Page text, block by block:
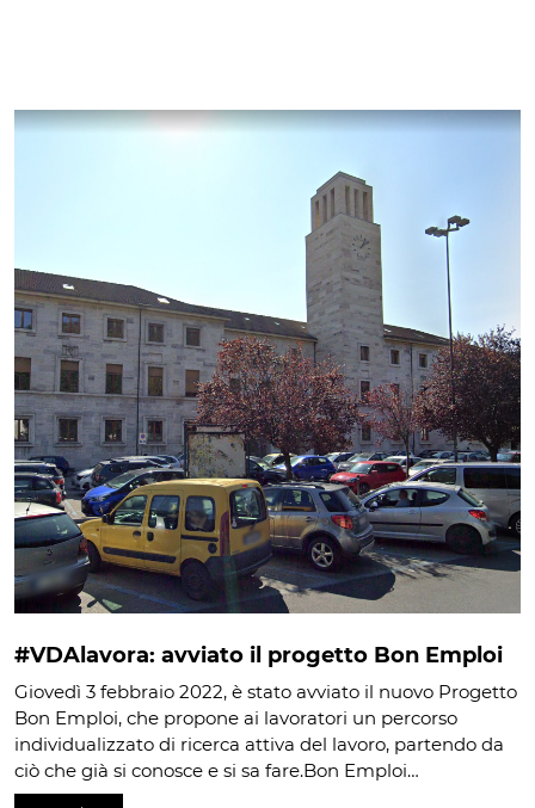
#VDAlavora: avviato il progetto Bon Emploi
Giovedì 3 febbraio 2022, è stato avviato il nuovo Progetto
Bon Emploi, che propone ai lavoratori un percorso
individualizzato di ricerca attiva del lavoro, partendo da
ciò che già si conosce e si sa fare.Bon Emploi…